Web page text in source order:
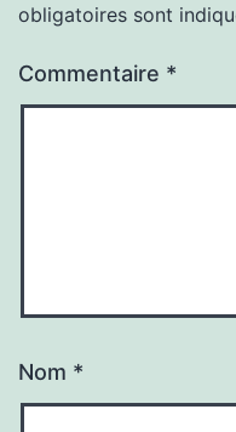
obligatoires sont
Commentaire *
Nom *